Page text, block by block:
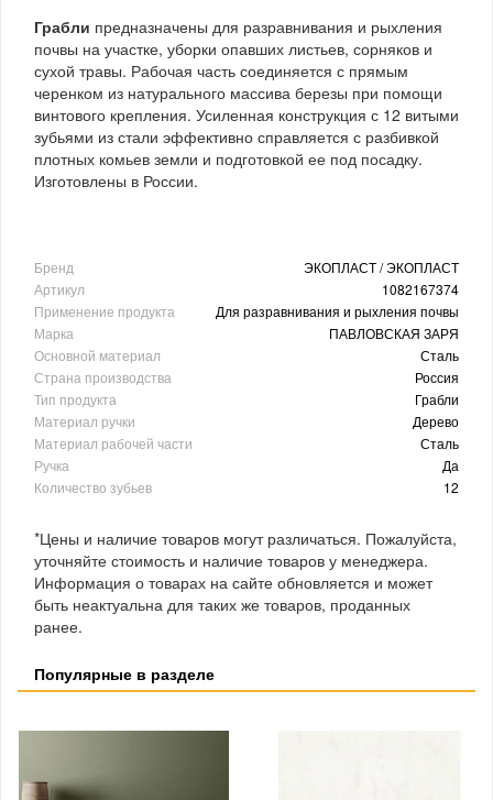
Грабли предназначены для разравнивания и рыхления
почвы на участке, уборки опавших листьев, сорняков и
сухой травы. Рабочая часть соединяется с прямым
черенком из натурального массива березы при помощи
винтового крепления. Усиленная конструкция с 12 витыми
зубьями из стали эффективно справляется с разбивкой
плотных комьев земли и подготовкой ее под посадку.
Изготовлены в России.
Бренд
ЭКОПЛАСТ / ЭКОПЛАСТ
Артикул
1082167374
Применение продукта
Для разравнивания и рыхления почвы
Марка
ПАВЛОВСКАЯ ЗАРЯ
Основной материал
Сталь
Страна производства
Россия
Тип продукта
Грабли
Материал ручки
Дерево
Материал рабочей части
Сталь
Ручка
Да
Количество зубьев
12
*Цены и наличие товаров могут различаться. Пожалуйста,
уточняйте стоимость и наличие товаров у менеджера.
Информация о товарах на сайте обновляется и может
быть неактуальна для таких же товаров, проданных
ранее.
Популярные в разделе